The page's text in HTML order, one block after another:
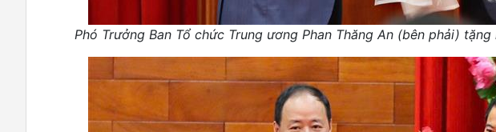
Phó Trưởng Ban Tổ chức Trung ương Phan Thăng An (bên phải)